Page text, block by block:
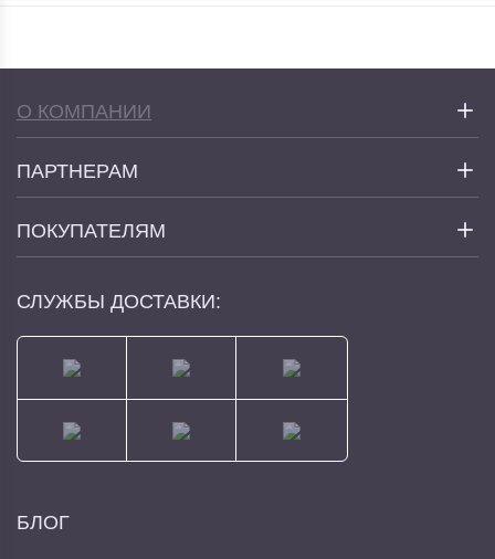
О КОМПАНИИ
ПАРТНЕРАМ
ПОКУПАТЕЛЯМ
СЛУЖБЫ ДОСТАВКИ:
БЛОГ